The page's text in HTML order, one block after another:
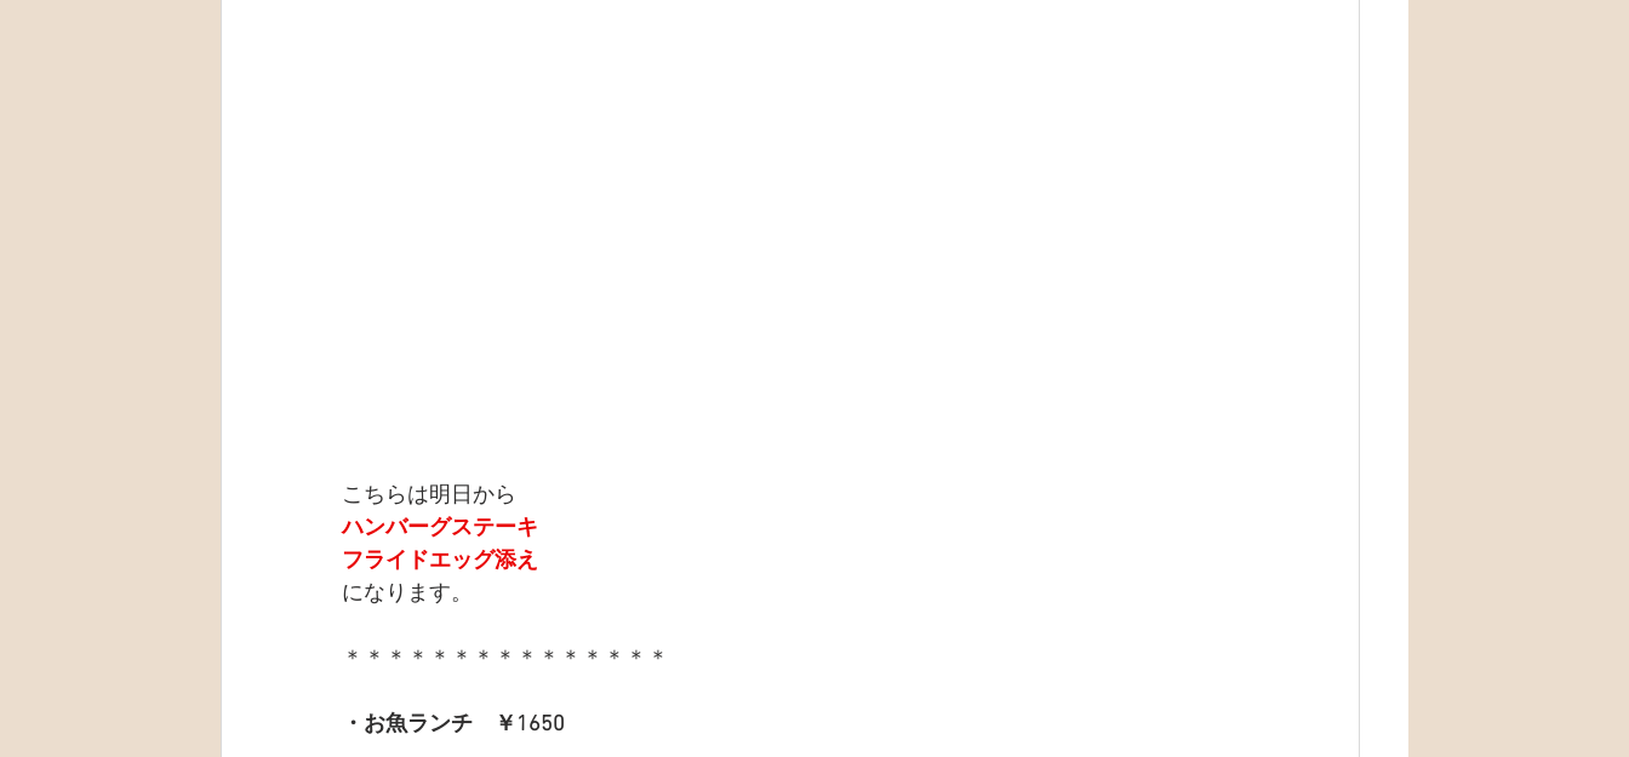
こちらは明日から
ハンバーグステーキ
フライドエッグ添え
になります。
＊＊＊＊＊＊＊＊＊＊＊＊＊＊＊
・お魚ランチ　￥1650